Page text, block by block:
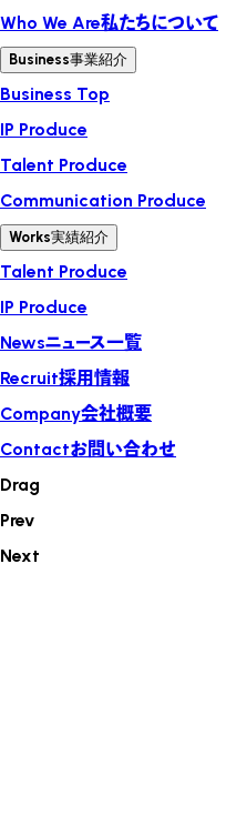
Who We Are私たちについて
Business事業紹介
Business Top
IP Produce
Talent Produce
Communication Produce
Works実績紹介
Talent Produce
IP Produce
Newsニュース一覧
Recruit採用情報
Company会社概要
Contactお問い合わせ
Drag
Prev
Next